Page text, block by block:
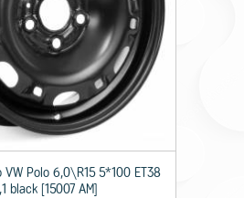
VW Polo 6,0\R15 5*100 ET38
black [15007 AM]